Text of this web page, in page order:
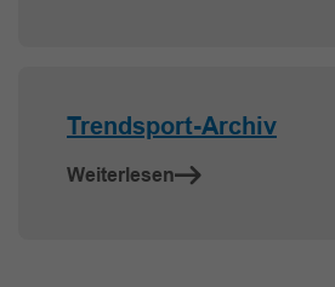
Trendsport-Archiv
Weiterlesen